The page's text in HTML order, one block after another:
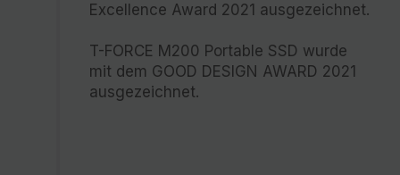
Excellence Award 2021 ausgezeichnet.
T-FORCE M200 Portable SSD wurde
mit dem GOOD DESIGN AWARD 2021
ausgezeichnet.